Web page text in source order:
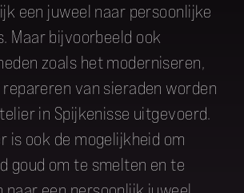
een juweel naar persoonlijke
Maar bijvoorbeeld ook
zoals het moderniseren,
van sieraden worden
in Spijkenisse uitgevoerd.
is ook de mogelijkheid om
goud om te smelten en te